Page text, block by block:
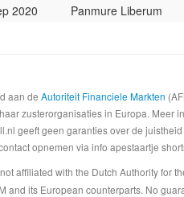
2020
Panmure Liberum
aan de Autoriteit Financiele Markten
zusterorganisaties in Europa.
geeft geen garanties over de
opnemen via info apestaartje
affiliated with the Dutch Authority for
and its European counterparts. No